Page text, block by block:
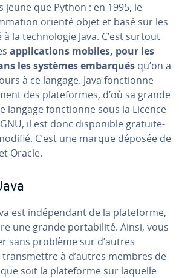
jeune que Python : en 1995, le
orienté objet et basé sur les
la tech­no­lo­gie Java. C’est surtout
ap­pli­ca­tions mobiles, pour les
les systèmes embarqués qu’on a
à ce langage. Java fonc­tionne
des pla­te­formes, d’où sa grande
langage fonc­tionne sous la Licence
il est donc dis­po­nible gra­tui­te­
C’est une marque déposée de
Oracle.
est in­dé­pen­dant de la pla­te­forme,
une grande por­ta­bi­lité. Ainsi, vous
sans problème sur d’autres
trans­mettre à d’autres membres de
que soit la pla­te­forme sur laquelle